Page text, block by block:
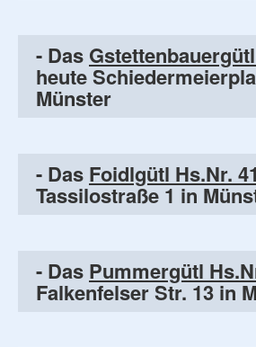
- Das
heute
Münster
- Das Foidlgütl Hs.Nr. 41
Tassilostraße 1 in
- Das Pummergütl
Falkenfelser Str. 13 in